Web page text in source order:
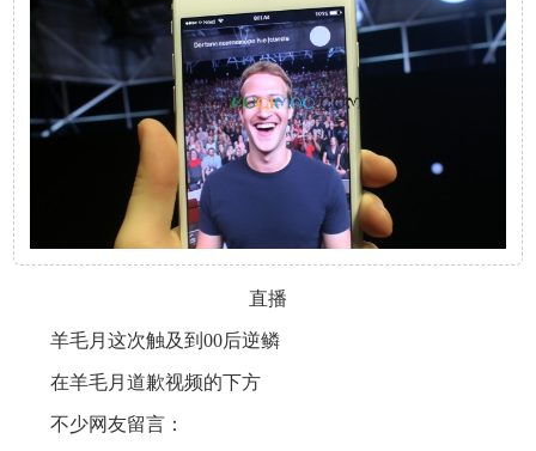
直播
羊毛月这次触及到00后逆鳞
在羊毛月道歉视频的下方
不少网友留言：